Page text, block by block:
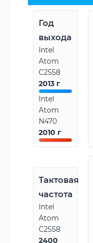
Год
выхода
Intel
Atom
C2558
2013 г
Intel
Atom
N470
2010 г
Тактовая
частота
Intel
Atom
C2558
2400